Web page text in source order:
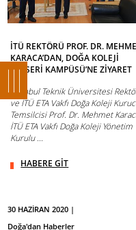
İTÜ REKTÖRÜ PROF. DR.
KARACA’DAN, DOĞA KOLEJİ
KAYSERİ KAMPÜSÜ’NE ZİYARET
İstanbul Teknik Üniversitesi
ve İTÜ ETA Vakfı Doğa Koleji
Temsilcisi Prof. Dr. Mehmet
İTÜ ETA Vakfı Doğa Koleji Yönetim
Kurulu ...
HABERE GİT
30 HAZİRAN 2020 |
Doğa'dan Haberler